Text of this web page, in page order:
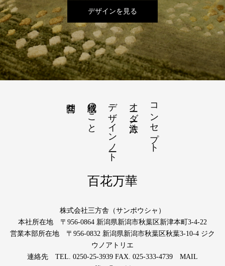
デザインを見る
コンセプト
オーダー方法
デザインノート
絨毯のこと
問合せ
百花万華
株式会社三方舎（サンポウシャ）
本社所在地 〒956-0864 新潟県新潟市秋葉区新津本町3-4-22
営業本部所在地 〒956-0832 新潟県新潟市秋葉区秋葉3-10-4 ジク
ウノアトリエ
連絡先 TEL. 0250-25-3939 FAX. 025-333-4739 MAIL